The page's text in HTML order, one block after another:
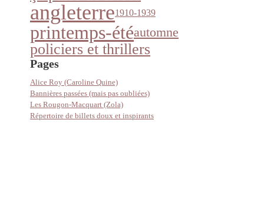
angleterre1910-1939
printemps-étéautomne
policiers et thrillers
Pages
Alice Roy (Caroline Quine)
Bannières passées (mais pas oubliées)
Les Rougon-Macquart (Zola)
Répertoire de billets doux et inspirants